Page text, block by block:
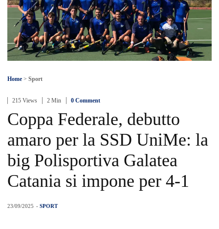
Home > Sport
215 Views 2 Min 0 Comment
Coppa Federale, debutto
amaro per la SSD UniMe: la
big Polisportiva Galatea
Catania si impone per 4-1
- SPORT
23/09/2025